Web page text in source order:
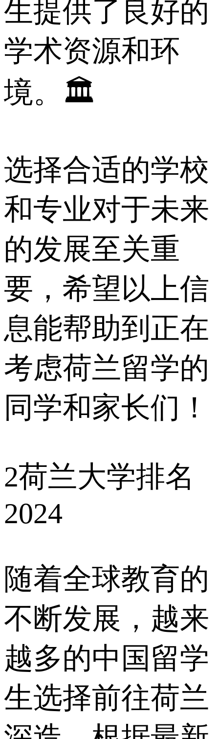
生提供了良好的
学术资源和环
境。🏛️
选择合适的学校
和专业对于未来
的发展至关重
要，希望以上信
息能帮助到正在
考虑荷兰留学的
同学和家长们！
2荷兰大学排名
2024
随着全球教育的
不断发展，越来
越多的中国留学
生选择前往荷兰